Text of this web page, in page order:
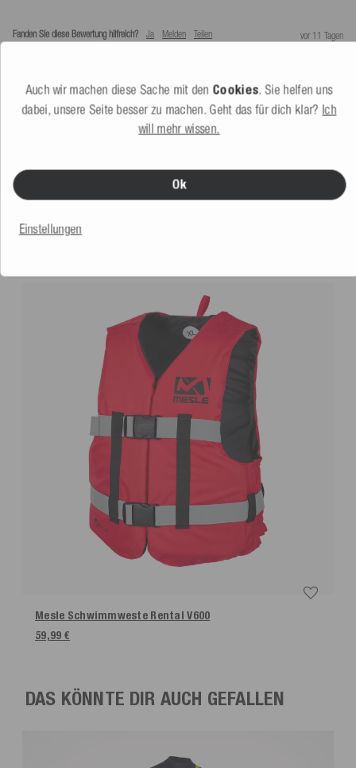
Fanden Sie diese Bewertung hilfreich? Ja Melden Teilen vor 11 Tagen
1 2
Mesle Schwimmweste Rental V600
59,99 €
DAS KÖNNTE DIR AUCH GEFALLEN
Auch wir machen diese Sache mit den Cookies. Sie helfen uns
dabei, unsere Seite besser zu machen. Geht das für dich klar? Ich
will mehr wissen.
Ok
Einstellungen